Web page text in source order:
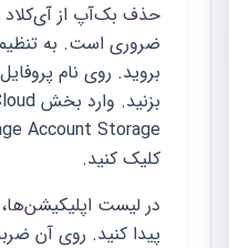
حذف بک‌آپ از آی‌کلاد
بروید. روی نام
کلیک کنید.